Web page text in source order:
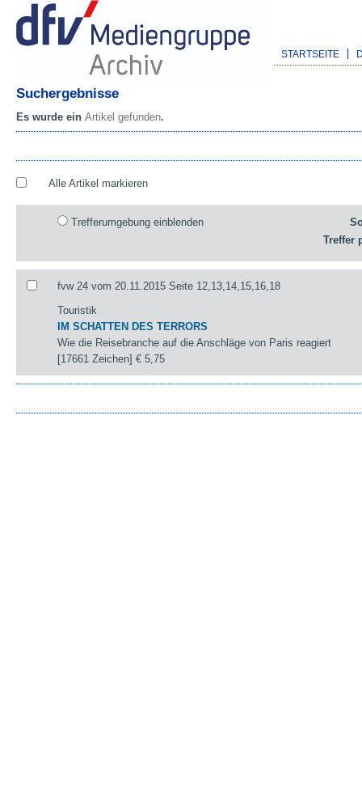
STARTSEITE
Suchergebnisse
Es wurde ein Artikel gefunden.
Alle Artikel markieren
Trefferumgebung einblenden
Treffer
fvw 24 vom 20.11.2015 Seite 12,13,14,15,16,18
Touristik
IM SCHATTEN DES TERRORS
Wie die Reisebranche auf die Anschläge von Paris reagiert
[17661 Zeichen]€ 5,75